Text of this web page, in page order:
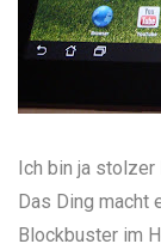
Ich bin ja
Das Ding macht
Blockbuster im